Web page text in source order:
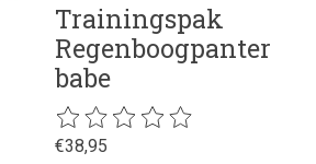
Trainingspak
Regenboogpanter
babe
De beoordeling van dit product is
€38,95